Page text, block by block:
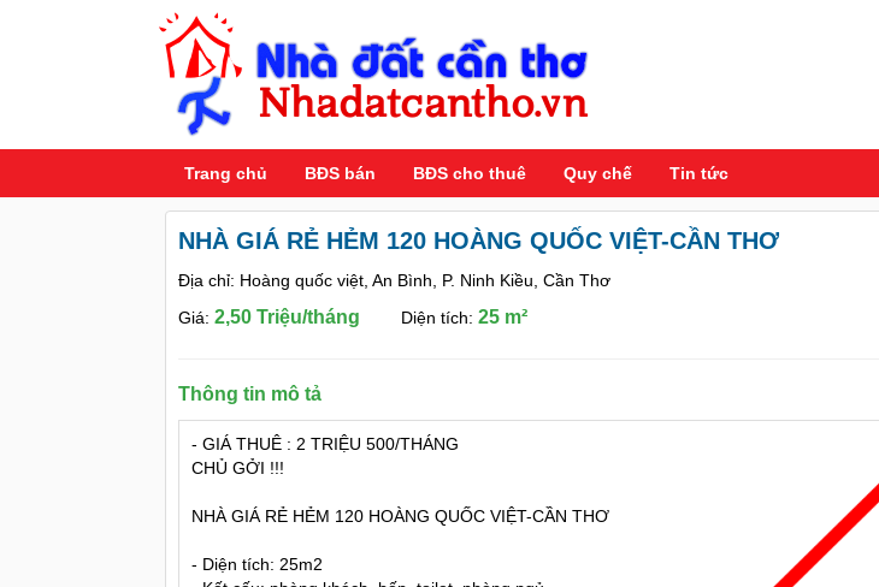
Trang chủ BĐS bán BĐS cho thuê Quy chế Tin tức
NHÀ GIÁ RẺ HẺM 120 HOÀNG QUỐC VIỆT-CẦN THƠ
Địa chỉ: Hoàng quốc việt, An Bình, P. Ninh Kiều, Cần Thơ
Giá: 2,50 Triệu/tháng Diện tích: 25 m²
Thông tin mô tả
- GIÁ THUÊ : 2 TRIỆU 500/THÁNG
CHỦ GỞI !!!
NHÀ GIÁ RẺ HẺM 120 HOÀNG QUỐC VIỆT-CẦN THƠ
- Diện tích: 25m2